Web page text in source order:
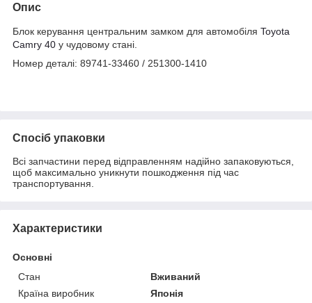
Опис
Блок керування центральним замком для автомобіля Toyota
Camry 40 у чудовому стані.
Номер деталі: 89741-33460 / 251300-1410
Спосіб упаковки
Всі запчастини перед відправленням надійно запаковуються,
щоб максимально уникнути пошкодження під час
транспортування.
Характеристики
Основні
Стан
Вживаний
Країна виробник
Японія